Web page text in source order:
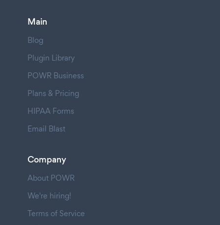
Main
Blog
Plugin Library
POWR Business
Plans & Pricing
HIPAA Forms
Email Blast
Company
About POWR
We're hiring!
Terms of Service